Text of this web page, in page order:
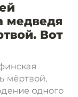
медведя
Вот
мёртвой,
одного